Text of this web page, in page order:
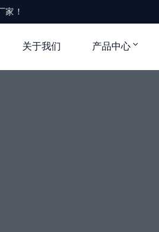
家！
关于我们 产品中心